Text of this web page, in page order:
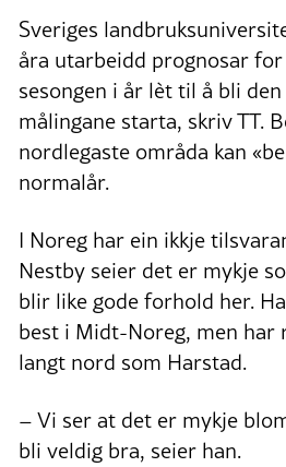
Sveriges
åra utarbeidd prognosar
sesongen i år lèt til å bli
målingane starta, skriv TT.
nordlegaste områda kan
normalår.
I Noreg har ein ikkje
Nestby seier det er mykje
blir like gode forhold her.
best i Midt-Noreg, men har
langt nord som Harstad.
– Vi ser at det er mykje
bli veldig bra, seier han.